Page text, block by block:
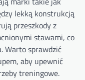
lekką konstrukcją
przeszkody z
stawami, co
Warto sprawdzić
aby upewnić
treningowe.